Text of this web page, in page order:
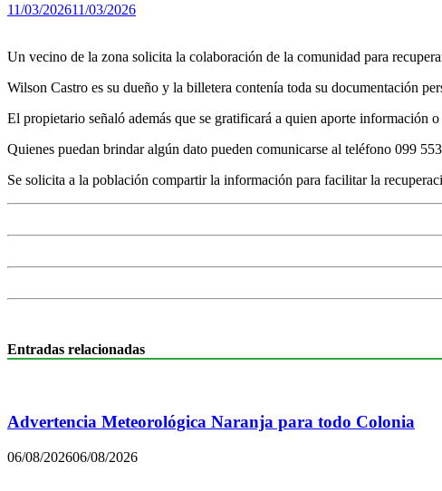
11/03/202611/03/2026
Un vecino de la zona solicita la colaboración de la comunidad para
Wilson Castro es su dueño y la billetera contenía toda su documentación
El propietario señaló además que se gratificará a quien aporte información
Quienes puedan brindar algún dato pueden comunicarse al teléfono 099
Se solicita a la población compartir la información para facilitar la
Entradas relacionadas
Advertencia Meteorológica Naranja para todo Colonia
06/08/202606/08/2026